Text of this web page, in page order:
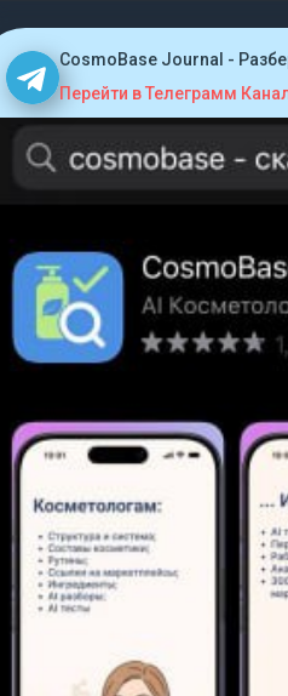
CosmoBase Journal -
Перейти в Телеграмм